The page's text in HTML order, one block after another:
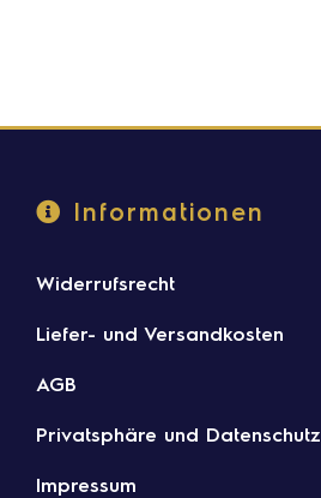
Informationen
Widerrufsrecht
Liefer- und Versandkosten
AGB
Privatsphäre und Datenschutz
Impressum